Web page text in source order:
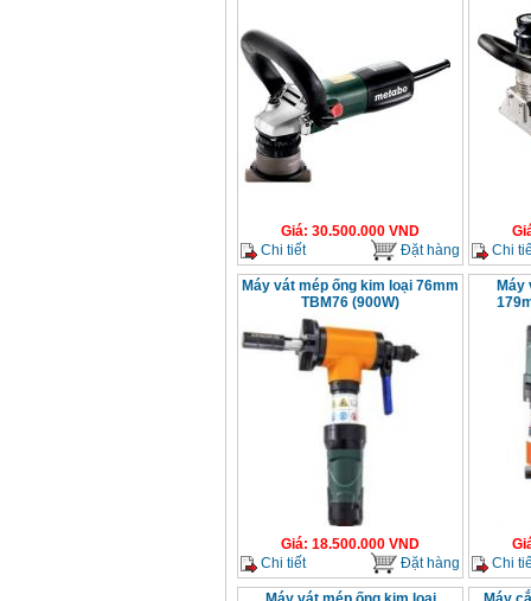
Giá: 30.500.000 VND
Chi tiết
Đặt hàng
Chi
Máy vát mép ống kim loại 76mm
TBM76 (900W)
Giá: 18.500.000 VND
Chi tiết
Đặt hàng
Máy
Chi